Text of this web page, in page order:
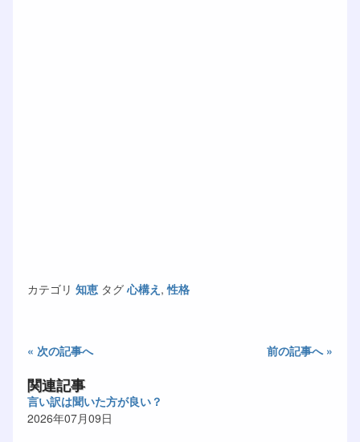
カテゴリ 知恵 タグ 心構え ,性格
« 次の記事へ 前の記事へ »
関連記事
言い訳は聞いた方が良い？
2026年07月09日